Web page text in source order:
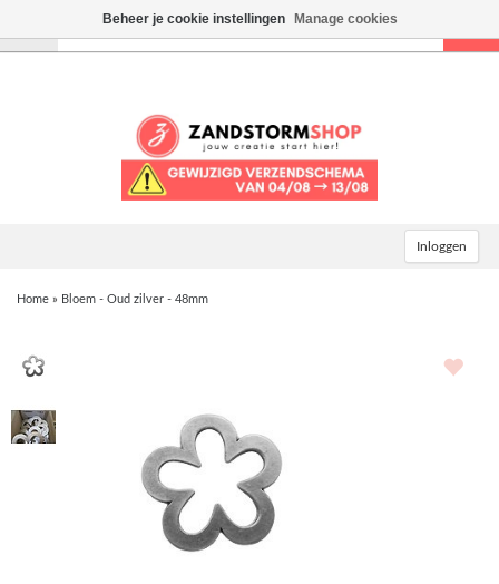
Inloggen
Home » Bloem - Oud zilver - 48mm
Beheer je cookie instellingen Manage cookies